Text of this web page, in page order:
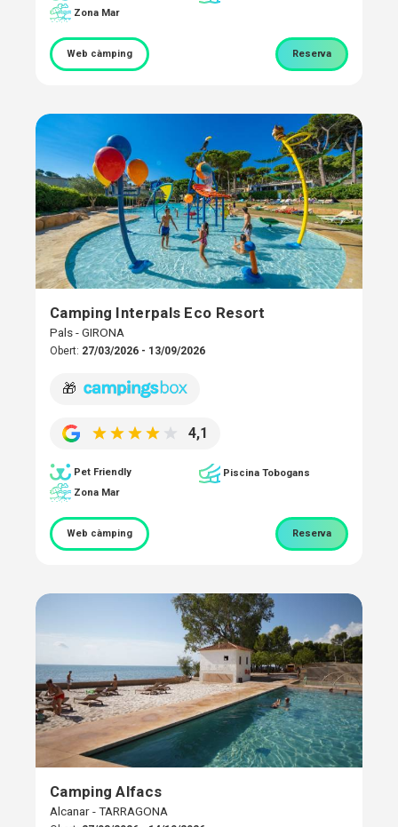
Zona Mar
Web càmping Reserva
Camping Interpals Eco Resort
Pals - GIRONA
Obert: 27/03/2026 - 13/09/2026
🎁
4,1
Pet Friendly
Piscina Tobogans
Zona Mar
Web càmping Reserva
Camping Alfacs
Alcanar - TARRAGONA